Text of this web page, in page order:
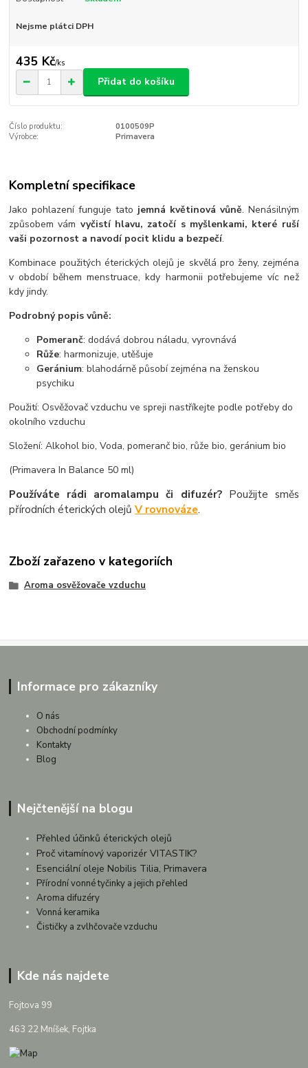
Nejsme plátci DPH
435 Kč/ks
Přidat do košíku
Číslo produktu:
0100509P
Výrobce:
Primavera
Kompletní specifikace
Jako pohlazení funguje tato jemná květinová vůně. Nenásilným
způsobem vám vyčistí hlavu, zatočí s myšlenkami, které ruší
vaši pozornost a navodí pocit klidu a bezpečí.
Kombinace použitých éterických olejů je skvělá pro ženy, zejména
v období během menstruace, kdy harmonii potřebujeme víc než
kdy jindy.
Podrobný popis vůně:
Pomeranč: dodává dobrou náladu, vyrovnává
Růže: harmonizuje, utěšuje
Geránium: blahodárně působí zejména na ženskou
psychiku
Použití: Osvěžovač vzduchu ve spreji nastříkejte podle potřeby do
okolního vzduchu
Složení: Alkohol bio, Voda, pomeranč bio, růže bio, geránium bio
(Primavera In Balance 50 ml)
Používáte rádi aromalampu či difuzér?Použijte směs
přírodních éterických olejůV rovnováze.
Zboží zařazeno v kategoriích
Aroma osvěžovače vzduchu
Informace pro zákazníky
O nás
Obchodní podmínky
Kontakty
Blog
Nejčtenější na blogu
Přehled účinků éterických olejů
Proč vitamínový vaporizér VITASTIK?
Esenciální oleje Nobilis Tilia, Primavera
Přírodní vonné tyčinky a jejich přehled
Aroma difuzéry
Vonná keramika
Čističky a zvlhčovače vzduchu
Kde nás najdete
Fojtova 99
463 22 Mníšek, Fojtka